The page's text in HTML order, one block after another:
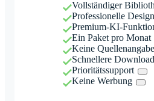
Vollständiger
Professionelle
Premium-KI-
Ein Paket pro Monat
Keine
Schnellere
Prioritätssupport
Keine Werbung